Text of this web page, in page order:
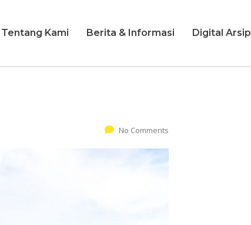
Tentang Kami Berita & Informasi Digital Arsip
No Comments